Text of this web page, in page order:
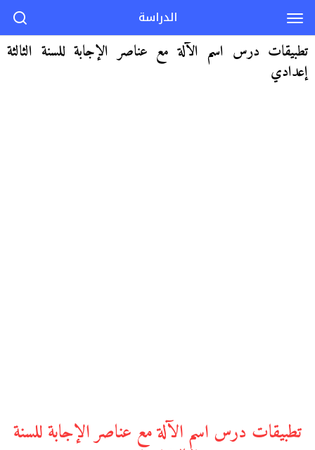
تطبيقات درس اسم الآلة مع عناصر الإجابة للسنة الثالثة
إعدادي
تطبيقات درس اسم الآلة مع عناصر الإجابة للسنة
الدراسة